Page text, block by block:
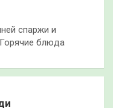
спаржи и
блюда